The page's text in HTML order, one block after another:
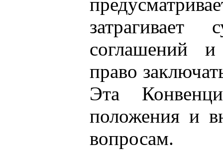
затрагивает
соглашений и
право
Эта
положения и
вопросам.